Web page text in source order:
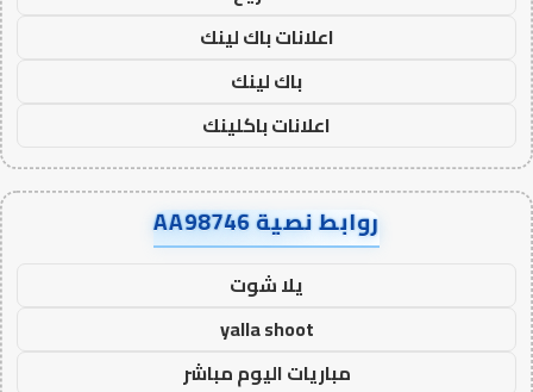
اعلانات باك لينك
باك لينك
اعلانات باكلينك
روابط نصية AA98746
يلا شوت
yalla shoot
مباريات اليوم مباشر